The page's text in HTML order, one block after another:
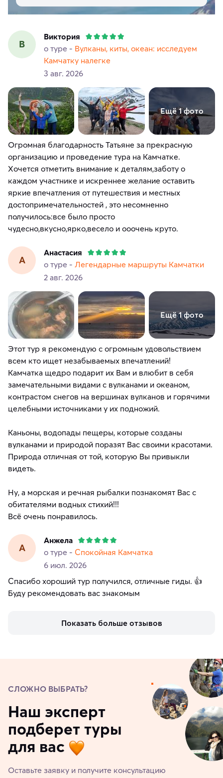
В
Виктория
о туре - Вулканы, киты, океан: исследуем
Камчатку налегке
3 авг. 2026
Ещё 1 фото
Огромная благодарность Татьяне за прекрасную
организацию и проведение тура на Камчатке.
Хочется отметить внимание к деталям,заботу о
каждом участнике и искреннее желание оставить
яркие впечатления от путешествия и местных
достопримечательностей , это несомненно
получилось:все было просто
чудесно,вкусно,ярко,весело и ооочень круто.
А
Анастасия
о туре - Легендарные маршруты Камчатки
2 авг. 2026
Ещё 1 фото
Этот тур я рекомендую с огромным удовольствием
всем кто ищет незабываемых впечатлений!
Камчатка щедро подарит их Вам и влюбит в себя
замечательными видами с вулканами и океаном,
контрастом снегов на вершинах вулканов и горячими
целебными источниками у их подножий.
Каньоны, водопады пещеры, которые созданы
вулканами и природой поразят Вас своими красотами.
Природа отличная от той, которую Вы привыкли
видеть.
Ну, а морская и речная рыбалки познакомят Вас с
обитателями водных стихий!!!
Всё очень понравилось.
А
Анжела
о туре - Спокойная Камчатка
6 июл. 2026
Спасибо хороший тур получился, отличные гиды. 👍
Буду рекомендовать вас знакомым
Показать больше отзывов
СЛОЖНО ВЫБРАТЬ?
Наш эксперт
подберет туры
для вас
Оставьте заявку и получите консультацию